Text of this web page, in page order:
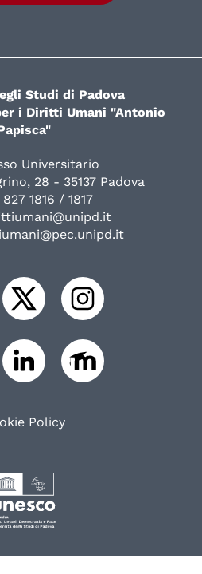
Studi di Padova
i Diritti Umani "Antonio
Universitario
28 - 35137 Padova
1816 / 1817
Policy